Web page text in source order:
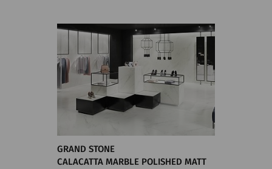
GRAND STONE
CALACATTA MARBLE POLISHED MATT